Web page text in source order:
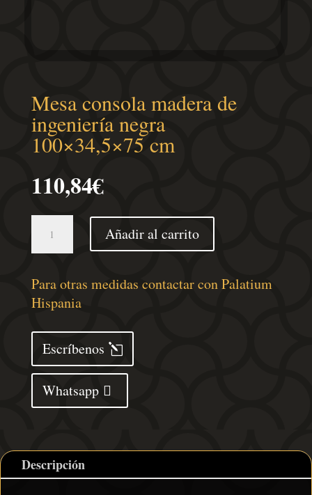
Mesa consola madera de
ingeniería negra
100×34,5×75 cm
110,84€
consola
de
ingeniería
100x34,5x75
cm
cantidad
Añadir al carrito
Para otras medidas contactar con Palatium
Hispania
Escríbenos
Whatsapp
Descripción